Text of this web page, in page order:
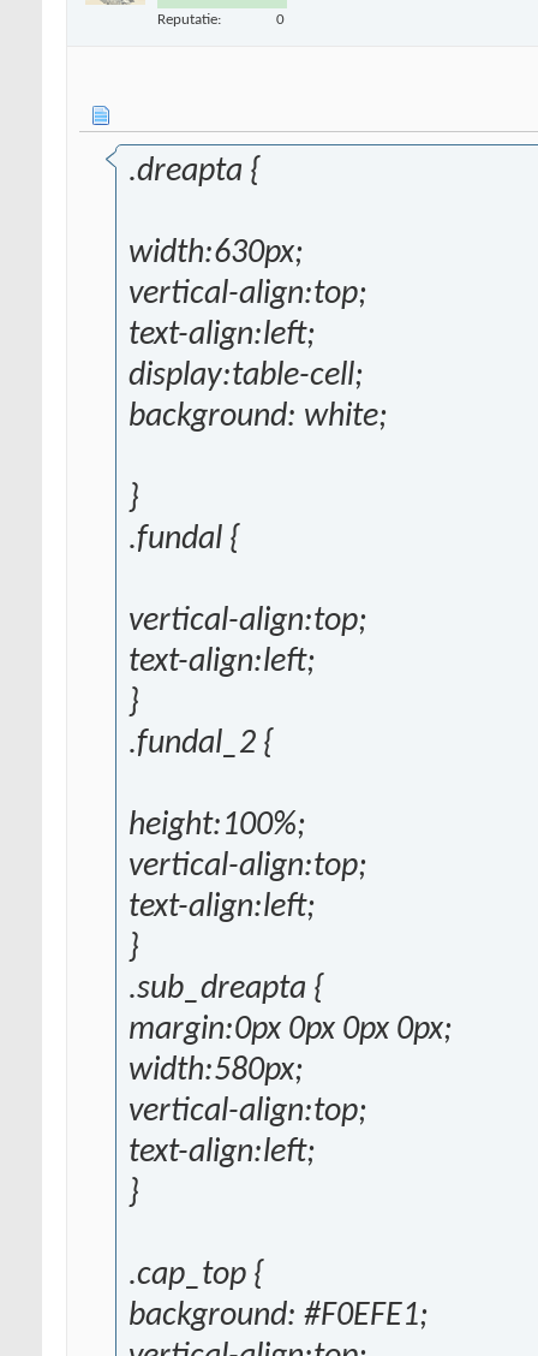
Reputatie: 0
.dreapta {
width:630px;
vertical-align:top;
text-align:left;
display:table-cell;
background: white;
}
.fundal {
vertical-align:top;
text-align:left;
}
.fundal_2 {
height:100%;
vertical-align:top;
text-align:left;
}
.sub_dreapta {
margin:0px 0px 0px 0px;
width:580px;
vertical-align:top;
text-align:left;
}
.cap_top {
background: #F0EFE1;